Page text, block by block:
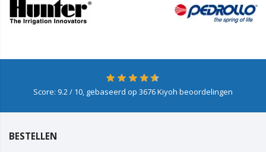
Score: 9.2/ 10, gebaseerd op 3676Kiyoh beoordelingen
BESTELLEN